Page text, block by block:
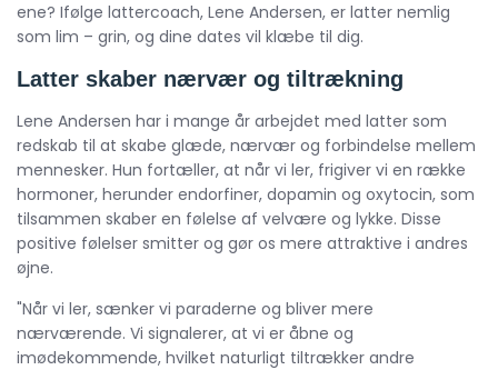
ene? Ifølge lattercoach, Lene Andersen, er latter nemlig
som lim – grin, og dine dates vil klæbe til dig.
Latter skaber nærvær og tiltrækning
Lene Andersen har i mange år arbejdet med latter som
redskab til at skabe glæde, nærvær og forbindelse mellem
mennesker. Hun fortæller, at når vi ler, frigiver vi en række
hormoner, herunder endorfiner, dopamin og oxytocin, som
tilsammen skaber en følelse af velvære og lykke. Disse
positive følelser smitter og gør os mere attraktive i andres
øjne.
"Når vi ler, sænker vi paraderne og bliver mere
nærværende. Vi signalerer, at vi er åbne og
imødekommende, hvilket naturligt tiltrækker andre